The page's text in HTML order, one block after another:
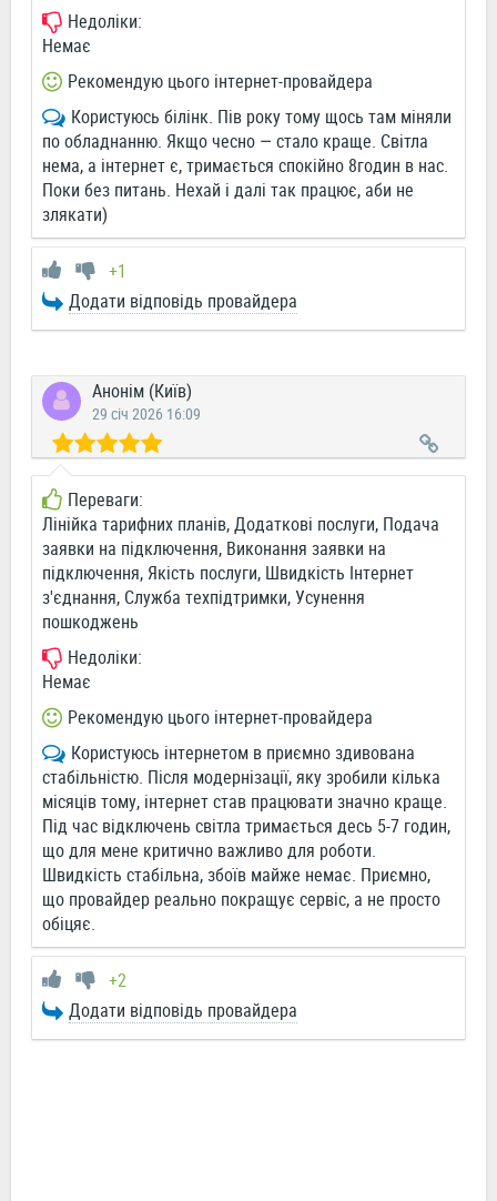
Недоліки:
Немає
Рекомендую цього інтернет-провайдера
Користуюсь білінк. Пів року тому щось там міняли
по обладнанню. Якщо чесно — стало краще. Світла
нема, а інтернет є, тримається спокійно 8годин в нас.
Поки без питань. Нехай і далі так працює, аби не
злякати)
+1
Додати відповідь провайдера
Анонім (Київ)
29 січ 2026 16:09
Переваги:
Лінійка тарифних планів, Додаткові послуги, Подача
заявки на підключення, Виконання заявки на
підключення, Якість послуги, Швидкість Інтернет
з'єднання, Служба техпідтримки, Усунення
пошкоджень
Недоліки:
Немає
Рекомендую цього інтернет-провайдера
Користуюсь інтернетом в приємно здивована
стабільністю. Після модернізації, яку зробили кілька
місяців тому, інтернет став працювати значно краще.
Під час відключень світла тримається десь 5-7 годин,
що для мене критично важливо для роботи.
Швидкість стабільна, збоїв майже немає. Приємно,
що провайдер реально покращує сервіс, а не просто
обіцяє.
+2
Додати відповідь провайдера